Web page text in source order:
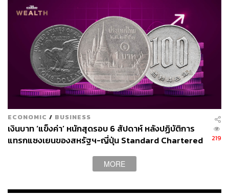
สินทรัพย์เบาที่กระแสเงินสดไม่ชัดเจน รวมถึงกลุ่มที่มี
หนี้สูงและขาดอำนาจในการตั้งราคา ซึ่งในปัจจุบันพบ
ว่ากลุ่มพลังงาน (Energy) และสาธารณูปโภค (Utility)
สามารถทำผลงานได้เหนือกว่าดัชนี MSCI Country
World Index อย่างเห็นได้ชัด
Barbell Strategy
ค่อนข้างมาก คุณเกษรีแนะนำว่า AI ยังคงเป็น ธีมระยะยาว ที่
(Concentrate) อยู่แค่กลุ่มชิปหรือเซมิคอนดักเตอร์เพียงอย่าง
ECONOMIC / BUSINESS
เงินบาท ‘แข็งค่า’ หนักสุดรอบ 6 สัปดาห์ หลังปฏิบัติการ
แทรกแซงเยนของสหรัฐฯ-ญี่ปุ่น Standard Chartered
219
MORE